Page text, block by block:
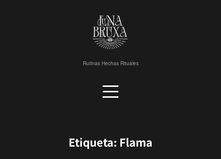
Rutinas Hechas Rituales
Etiqueta: Flama